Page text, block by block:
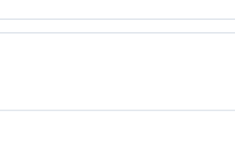
ключові аспекти профілактики,